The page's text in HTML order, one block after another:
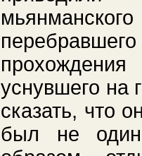
уснувшего на
сказать, что
был не